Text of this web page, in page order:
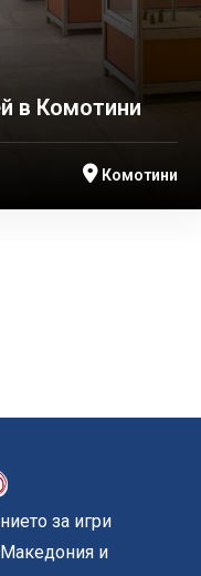
в Комотини
Комотини
за игри
и